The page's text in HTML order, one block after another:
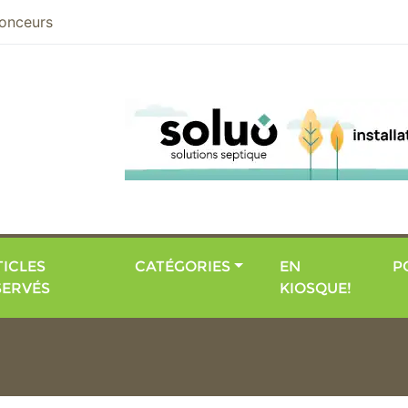
CATÉGORIES
EN
KIOSQUE!